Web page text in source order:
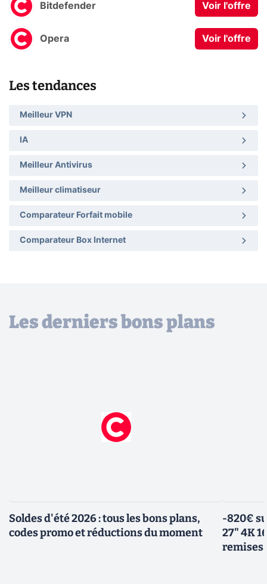
Bitdefender Voir l'offre
Opera Voir l'offre
Les tendances
Meilleur VPN
IA
Meilleur Antivirus
Meilleur climatiseur
Comparateur Forfait mobile
Comparateur Box Internet
Les derniers bons plans
Soldes d'été 2026 : tous les bons plans,
codes promo et réductions du moment
-820€
27" 4K
remises